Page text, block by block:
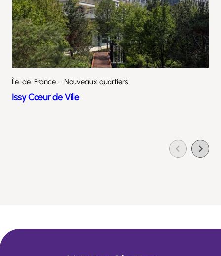
Île-de-France – Nouveaux quartiers
Issy Cœur de Ville